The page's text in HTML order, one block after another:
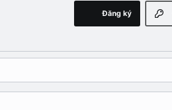
Đăng ký